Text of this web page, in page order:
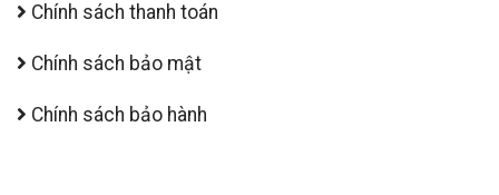
Chính sách thanh toán
Chính sách bảo mật
Chính sách bảo hành